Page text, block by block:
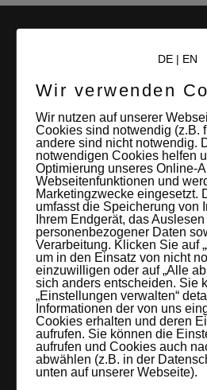
LEIPZIGS MIETSTUDIO
Hier lassen sich Foto- und
entspannter Loftatmosphäre
braucht: Technik, Platz, Couch und
Letzte Beiträge
60 Jahre WG
9. Oktober 2017
DE| EN
Wir verwenden
Wir nutzen auf unserer
Cookies sind notwendig (z.B.
andere sind nicht notwendig.
notwendigen Cookies helfen
Optimierung unseres Online-
Webseitenfunktionen und
Marketingzwecke eingesetzt.
umfasst die Speicherung von
Ihrem Endgerät, das Auslesen
personenbezogener Daten
Verarbeitung. Klicken Sie auf
um in den Einsatz von nicht
einzuwilligen oder auf „Alle
sich anders entscheiden. Sie
„Einstellungen verwalten“
Informationen der von uns
Cookies erhalten und deren
aufrufen. Sie können die
aufrufen und Cookies auch
abwählen (z.B. in der
unten auf unserer Webseite).